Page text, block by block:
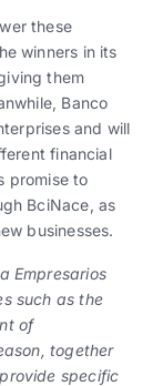
these
winners in its
them
Banco
and will
financial
promise to
BciNace, as
businesses.
Empresarios
such as the
of
together
specific